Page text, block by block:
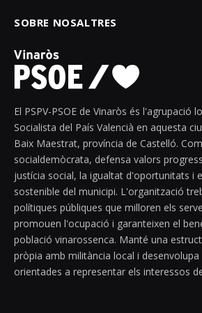
SOBRE NOSALTRES
El PSPV-PSOE de Vinaròs és l'agrupació
Socialista del País Valencià en aquesta
Baix Maestrat, província de Castelló.
socialdemòcrata, defensa valors
justícia social, la igualtat d'oportunitats i
sostenible del municipi. L'organització
polítiques públiques que milloren els
promouen l'ocupació i garanteixen el
població vinarossenca. Manté una
pròpia amb militància local i
orientades a representar els interessos